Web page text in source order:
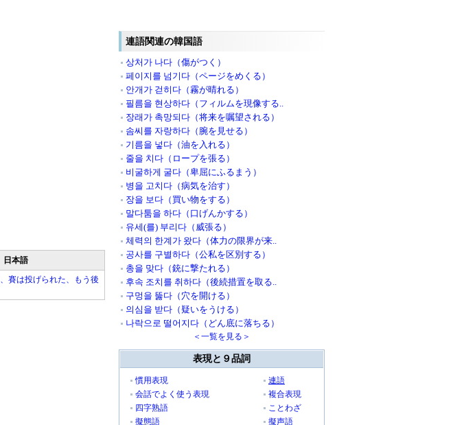
日本語
、賽は投げられた、もう後
連語関連の韓国語
상처가 나다（傷がつく）
페이지를 넘기다（ページをめくる）
안개가 걷히다（霧が晴れる）
필름을 현상하다（フィルムを現像する..
장래가 촉망되다（将来を嘱望される）
솜씨를 자랑하다（腕を見せる）
기름을 넣다（油を入れる）
줄을 치다（ロープを張る）
비굴하게 굴다（卑屈にふるまう）
병을 고치다（病気を治す）
장을 보다（買い物をする）
말다툼을 하다（口げんかする）
유세(를) 부리다（威張る）
체력의 한계가 왔다（体力の限界が来..
공사를 구별하다（公私を区別する）
총을 맞다（銃に撃たれる）
후속 조치를 취하다（後続措置を取る..
구멍을 뚫다（穴を開ける）
의심을 받다（疑いをうける）
나락으로 떨어지다（どん底に落ちる）
＜一覧を見る＞
表現と９品詞
慣用表現
連語
会話でよく使う表現
複合表現
四字熟語
ことわざ
擬態語
擬声語